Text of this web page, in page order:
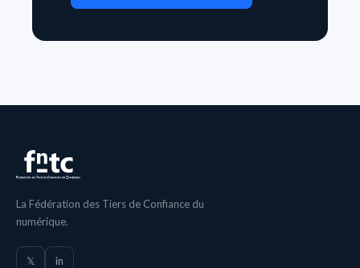
La Fédération des Tiers de Confiance du
numérique.
𝕏 in